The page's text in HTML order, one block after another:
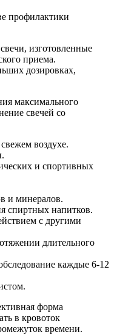
профилактики
изготовленные
приема.
дозировках,
максимального
свечей со
воздухе.
и спортивных
и минералов.
спиртных напитков.
с другими
длительного
каждые 6-12
форма
в кровоток
времени.